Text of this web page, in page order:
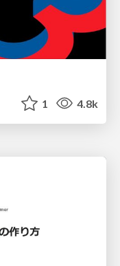
1 4.8k